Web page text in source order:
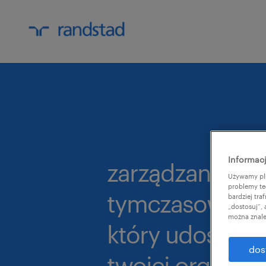
zarządzanie
który
Używamy
problemy
bardziej
można